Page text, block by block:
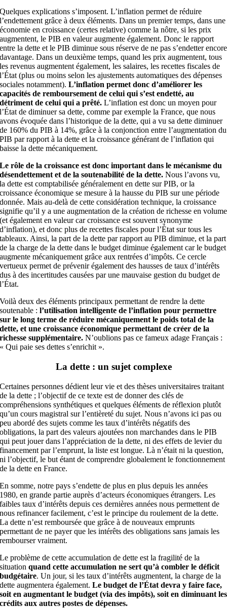
Quelques explications s’imposent. L’inflation permet de réduire
l’endettement grâce à deux éléments. Dans un premier temps, dans une
économie en croissance (certes relative) comme la nôtre, si les prix
augmentent, le PIB en valeur augmente également. Donc le rapport
entre la dette et le PIB diminue sous réserve de ne pas s’endetter encore
davantage. Dans un deuxième temps, quand les prix augmentent, tous
les revenus augmentent également, les salaires, les recettes fiscales de
l’État (plus ou moins selon les ajustements automatiques des dépenses
sociales notamment).L’inflation permet donc d’améliorer les
capacités de remboursement de celui qui s’est endetté, au
détriment de celui qui a prêté. L’inflation est donc un moyen pour
l’État de diminuer sa dette, comme par exemple la France, que nous
avons évoquée dans l’historique de la dette, qui a vu sa dette diminuer
de 160% du PIB à 14%, grâce à la conjonction entre l’augmentation du
PIB par rapport à la dette et la croissance générant de l’inflation qui
baisse la dette mécaniquement.
Le rôle de la croissance est donc important dans le mécanisme du
désendettement et de la soutenabilité de la dette. Nous l’avons vu,
la dette est comptabilisée généralement en dette sur PIB, or la
croissance économique se mesure à la hausse du PIB sur une période
donnée. Mais au-delà de cette considération technique, la croissance
signifie qu’il y a une augmentation de la création de richesse en volume
(et également en valeur car croissance est souvent synonyme
d’inflation), et donc plus de recettes fiscales pour l’État sur tous les
tableaux. Ainsi, la part de la dette par rapport au PIB diminue, et la part
de la charge de la dette dans le budget diminue également car le budget
augmente mécaniquement grâce aux rentrées d’impôts. Ce cercle
vertueux permet de prévenir également des hausses de taux d’intérêts
dus à des incertitudes causées par une mauvaise gestion du budget de
l’État.
Voilà deux des éléments principaux permettant de rendre la dette
soutenable :l’utilisation intelligente de l’inflation pour permettre
sur le long terme de réduire mécaniquement le poids total de la
dette, et une croissance économique permettant de créer de la
richesse supplémentaire. N’oublions pas ce fameux adage Français :
« Qui paie ses dettes s’enrichit ».
La dette : un sujet complexe
Certaines personnes dédient leur vie et des thèses universitaires traitant
de la dette ; l’objectif de ce texte est de donner des clés de
compréhensions synthétiques et quelques éléments de réflexion plutôt
qu’un cours magistral sur l’entièreté du sujet. Nous n’avons ici pas ou
peu abordé des sujets comme les taux d’intérêts négatifs des
obligations, la part des valeurs ajoutées non marchandes dans le PIB
qui peut jouer dans l’appréciation de la dette, ni des effets de levier du
financement par l’emprunt, la liste est longue. Là n’était ni la question,
ni l’objectif, le but étant de comprendre globalement le fonctionnement
de la dette en France.
En somme, notre pays s’endette de plus en plus depuis les années
1980, en grande partie auprès d’acteurs économiques étrangers. Les
faibles taux d’intérêts depuis ces dernières années nous permettent de
nous refinancer facilement, c’est le principe du roulement de la dette.
La dette n’est remboursée que grâce à de nouveaux emprunts
permettant de ne payer que les intérêts des obligations sans jamais les
rembourser vraiment.
Le problème de cette accumulation de dette est la fragilité de la
situationquand cette accumulation ne sert qu’à combler le déficit
budgétaire. Un jour, si les taux d’intérêts augmentent, la charge de la
dette augmentera également.Le budget de l’État devra y faire face,
soit en augmentant le budget (via des impôts), soit en diminuant les
crédits aux autres postes de dépenses.